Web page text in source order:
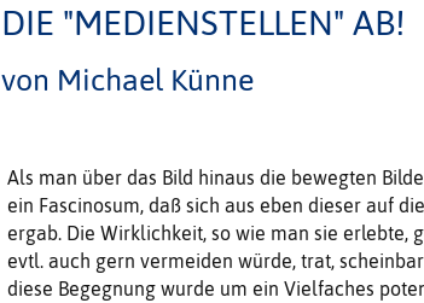
DIE "MEDIENSTELLEN" AB!
von Michael Künne
Als man über das Bild hinaus die be­wegten
ein Fascinosum, daß sich aus eben dieser auf
ergab. Die Wirk­lichkeit, so wie man sie erlebte,
evtl. auch gern vermeiden würde, trat,
diese Begegnung wurde um ein Vielfaches